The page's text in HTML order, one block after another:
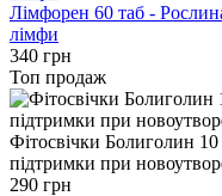
Лімфорен 60 таб -
лімфи
340 грн
Топ продаж
Фітосвічки Болиголин
підтримки при
290 грн